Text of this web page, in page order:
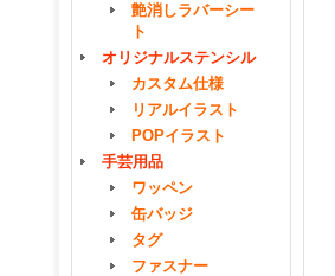
艶消しラバーシー
ト
オリジナルステンシル
カスタム仕様
リアルイラスト
POPイラスト
手芸用品
ワッペン
缶バッジ
タグ
ファスナー